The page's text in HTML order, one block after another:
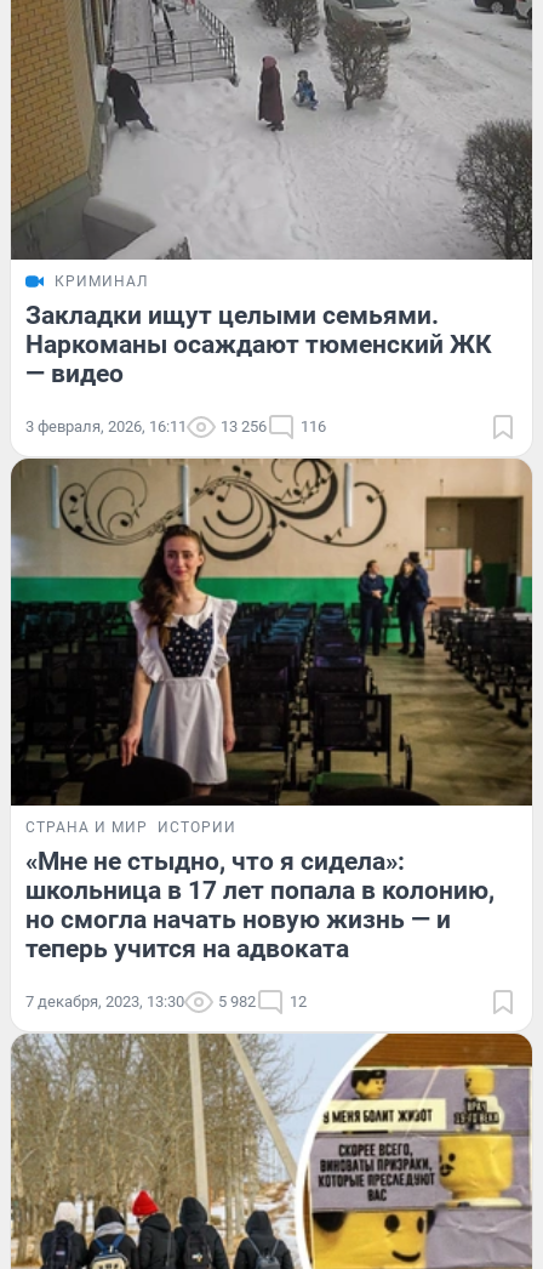
КРИМИНАЛ
Закладки ищут целыми семьями.
Наркоманы осаждают тюменский ЖК
— видео
3 февраля, 2026, 16:11 13 256 116
СТРАНА И МИР ИСТОРИИ
«Мне не стыдно, что я сидела»:
школьница в 17 лет попала в колонию,
но смогла начать новую жизнь — и
теперь учится на адвоката
7 декабря, 2023, 13:30 5 982 12